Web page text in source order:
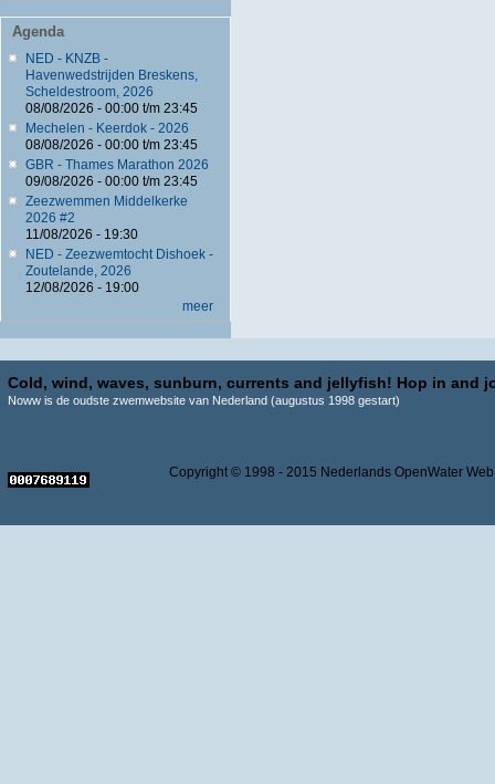
Agenda
NED - KNZB -
Havenwedstrijden Breskens,
Scheldestroom, 2026
08/08/2026 - 00:00t/m 23:45
Mechelen - Keerdok - 2026
08/08/2026 - 00:00t/m 23:45
GBR - Thames Marathon 2026
09/08/2026 - 00:00t/m 23:45
Zeezwemmen Middelkerke
2026 #2
11/08/2026 - 19:30
NED - Zeezwemtocht Dishoek -
Zoutelande, 2026
12/08/2026 - 19:00
meer
Cold, wind, waves, sunburn, currents and jellyfish! Hop in and
Noww is de oudste zwemwebsite van Nederland (augustus 1998 gestart)
Copyright © 1998 - 2015 Nederlands OpenWater